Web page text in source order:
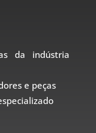
da indústria
e peças